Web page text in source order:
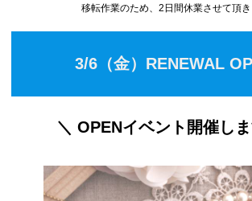
移転作業のため、2日間休業させて頂き
3/6（金）RENEWAL
＼ OPENイベント開催しま